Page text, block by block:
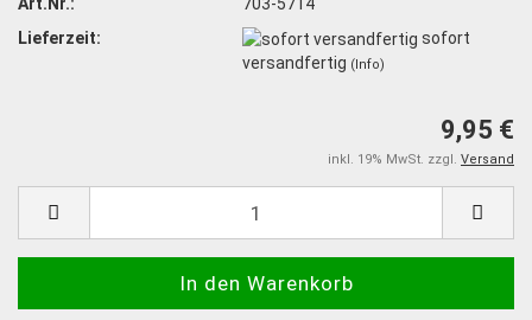
Lieferzeit:
sofort
versandfertig (Info)
9,95 €
inkl. 19% MwSt. zzgl. Versand